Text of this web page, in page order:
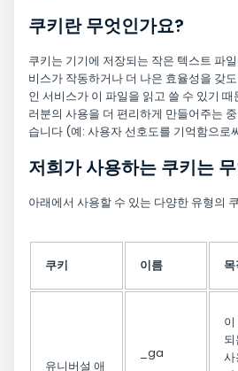
쿠키란 무엇인가요?
쿠키는 기기에 저장되는 작은 텍스트 파
비스가 작동하거나 더 나은 효율성을 갖
인 서비스가 이 파일을 읽고 쓸 수 있기
러분의 사용을 더 편리하게 만들어주는
습니다 (예: 사용자 선호도를 기억함으로
저희가 사용하는 쿠키는
아래에서 사용할 수 있는 다양한 유형의
쿠키 이름
유니버설 애
_ga
사